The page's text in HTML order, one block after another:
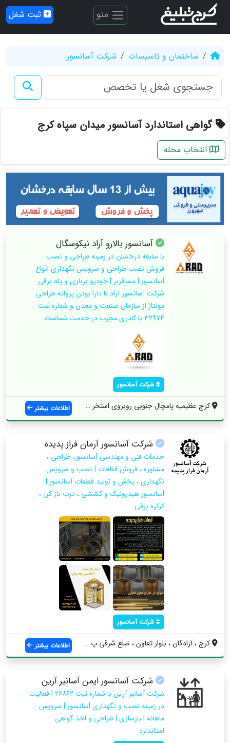
منو ثبت شغل
ساختمان و تاسیسات شرکت آسانسور
گواهی استاندارد آسانسور میدان سپاه کرج
انتخاب محله
آسانسور بالارو آراد نیکوسگال
با سابقه درخشان در زمینه طراحی و نصب
فروش نصب طراحی و سرویس نگهداری انواع
آسانسور | مسافربر | خودرو برباری و پله برقی
شرکت آسانسور آراد با دارا بودن پروانه طراحی
مونتاژ از سازمان صنعت و معدن و شماره ثبت
32974 با کادری مجرب در خدمت شماست.
شرکت آسانسور
کرج عظیمیه پامچال جنوبی روبروی استخر پام... اطلاعات بیشتر
شرکت آسانسور آرمان فراز پدیده
خدمات فنی و مهندسی آسانسور، طراحی ،
مشاوره ، فروش قطعات | نصب و سرویس
نگهداری ، پخش و تولید قطعات آسانسور |
آسانسور هیدرولیک و کششی ، درب باز کن ،
کرکره برقی
شرکت آسانسور
کرج ، آزادگان ، بلوار تعاون ، ضلع شرقی پ... اطلاعات بیشتر
شرکت آسانسور ایمن آسانبر آرین
شرکت آسانبر آرین با شماره ثبت ۲۶۸۶۲ | فعالیت
در زمینه نصب و نگهداری آسانسور | سرویس
ماهانه | بازسازی | طراحی و اخذ گواهی
استاندارد